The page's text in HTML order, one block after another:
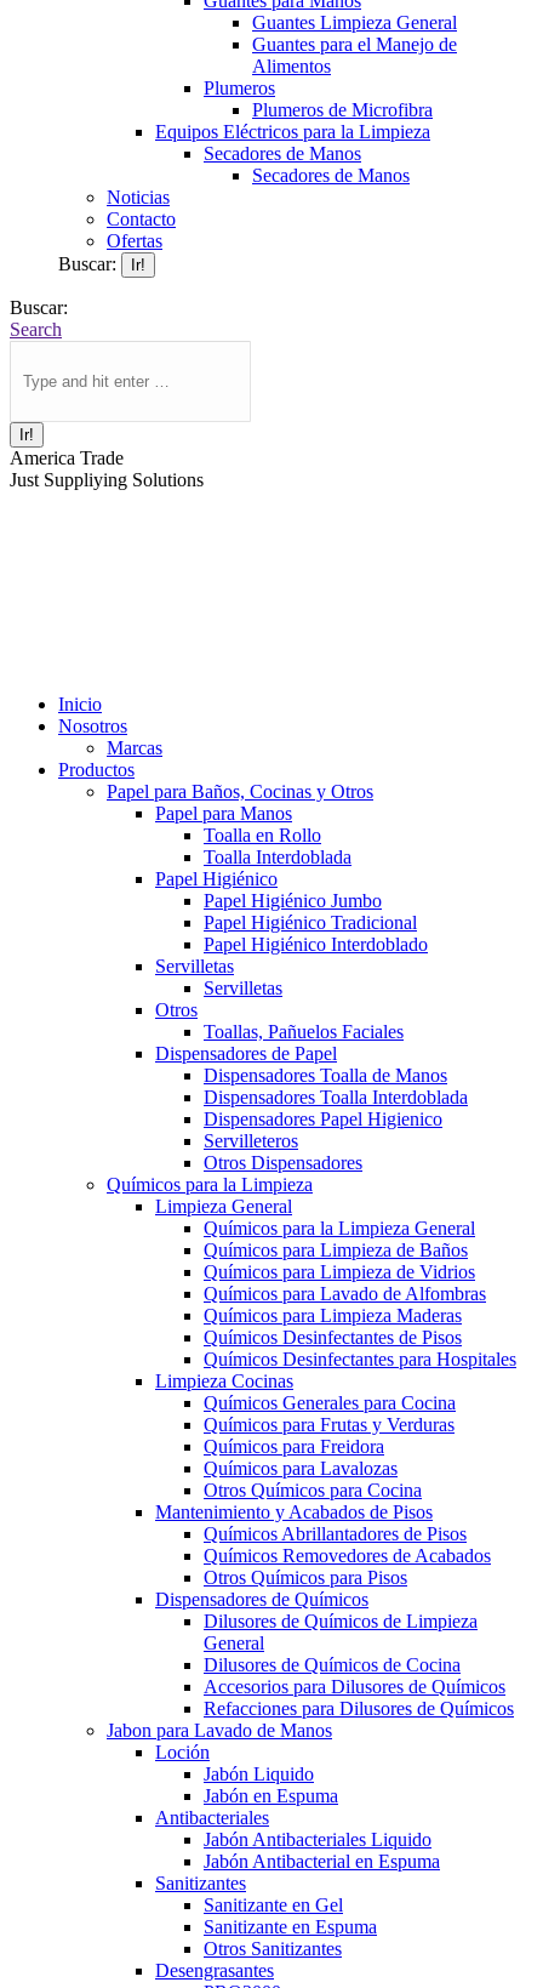
Guantes Limpieza General
Guantes para el Manejo de
Alimentos
Plumeros
Plumeros de Microfibra
Equipos Eléctricos para la Limpieza
Secadores de Manos
Secadores de Manos
Noticias
Contacto
Ofertas
Buscar:
Buscar:
Search
America Trade
Just Suppliying Solutions
Inicio
Nosotros
Marcas
Productos
Papel para Baños, Cocinas y Otros
Papel para Manos
Toalla en Rollo
Toalla Interdoblada
Papel Higiénico
Papel Higiénico Jumbo
Papel Higiénico Tradicional
Papel Higiénico Interdoblado
Servilletas
Servilletas
Otros
Toallas, Pañuelos Faciales
Dispensadores de Papel
Dispensadores Toalla de Manos
Dispensadores Toalla Interdoblada
Dispensadores Papel Higienico
Servilleteros
Otros Dispensadores
Químicos para la Limpieza
Limpieza General
Químicos para la Limpieza General
Químicos para Limpieza de Baños
Químicos para Limpieza de Vidrios
Químicos para Lavado de Alfombras
Químicos para Limpieza Maderas
Químicos Desinfectantes de Pisos
Químicos Desinfectantes para Hospitales
Limpieza Cocinas
Químicos Generales para Cocina
Químicos para Frutas y Verduras
Químicos para Freidora
Químicos para Lavalozas
Otros Químicos para Cocina
Mantenimiento y Acabados de Pisos
Químicos Abrillantadores de Pisos
Químicos Removedores de Acabados
Otros Químicos para Pisos
Dispensadores de Químicos
Dilusores de Químicos de Limpieza
General
Dilusores de Químicos de Cocina
Accesorios para Dilusores de Químicos
Refacciones para Dilusores de Químicos
Jabon para Lavado de Manos
Loción
Jabón Liquido
Jabón en Espuma
Antibacteriales
Jabón Antibacteriales Liquido
Jabón Antibacterial en Espuma
Sanitizantes
Sanitizante en Gel
Sanitizante en Espuma
Otros Sanitizantes
Desengrasantes